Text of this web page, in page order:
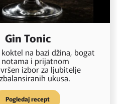
Gin Tonic
na bazi džina, bogat
i prijatnom
izbor za ljubitelje
ukusa.
Pogledaj recept